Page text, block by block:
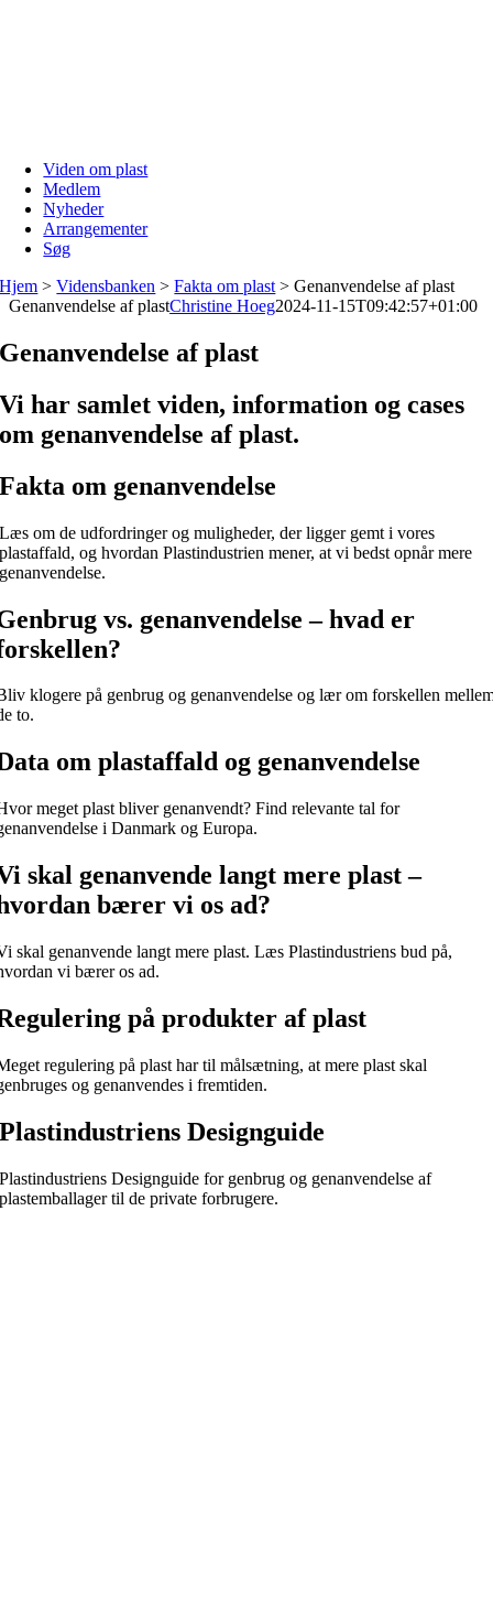
Viden om plast
Medlem
Nyheder
Arrangementer
Søg
Hjem >Vidensbanken >Fakta om plast >Genanvendelse af plast
Genanvendelse af plastChristine Hoeg2024-11-15T09:42:57+01:00
Genanvendelse af plast
Vi har samlet viden, information og cases
om genanvendelse af plast.
Fakta om genanvendelse
Læs om de udfordringer og muligheder, der ligger gemt i vores
plastaffald, og hvordan Plastindustrien mener, at vi bedst opnår mere
genanvendelse.
vs. genanvendelse – hvad er
klogere på genbrug og genanvendelse og lær om forskellen
to.
om plastaffald og genanvendelse
meget plast bliver genanvendt? Find relevante tal for
i Danmark og Europa.
skal genanvende langt mere plast –
bærer vi os ad?
skal genanvende langt mere plast. Læs Plastindustriens bud på,
vi bærer os ad.
på produkter af plast
regulering på plast har til målsætning, at mere plast skal
og genanvendes i fremtiden.
Plastindustriens Designguide
Plastindustriens Designguide for genbrug og genanvendelse af
plastemballager til de private forbrugere.